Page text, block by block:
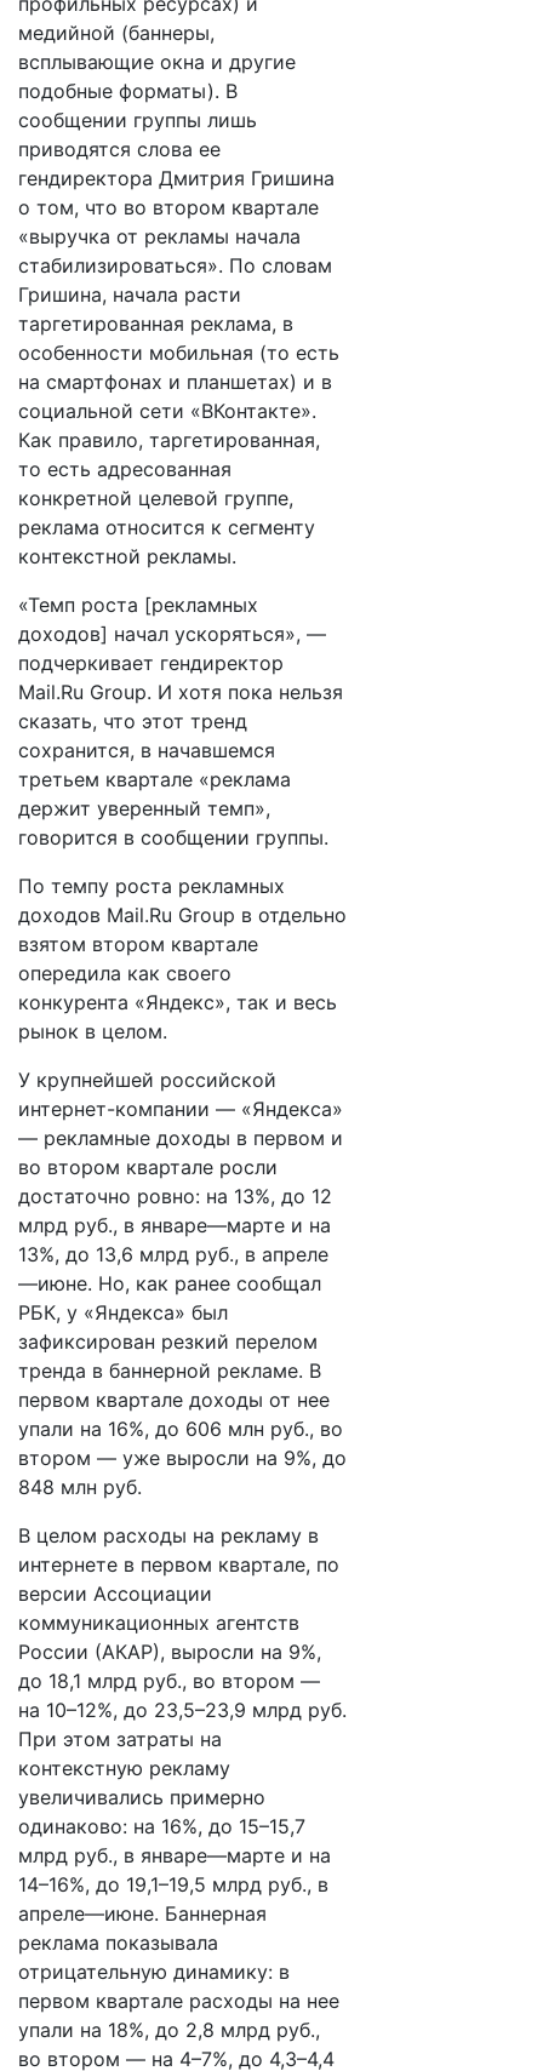
медийной (баннеры,
всплывающие окна и другие
подобные форматы). В
сообщении группы лишь
приводятся слова ее
гендиректора Дмитрия Гришина
о том, что во втором квартале
«выручка от рекламы начала
стабилизироваться». По словам
Гришина, начала расти
таргетированная реклама, в
особенности мобильная (то есть
на смартфонах и планшетах) и в
социальной сети «ВКонтакте».
Как правило, таргетированная,
то есть адресованная
конкретной целевой группе,
реклама относится к сегменту
контекстной рекламы.
«Темп роста [рекламных
доходов] начал ускоряться», —
подчеркивает гендиректор
Mail.Ru Group. И хотя пока нельзя
сказать, что этот тренд
сохранится, в начавшемся
третьем квартале «реклама
держит уверенный темп»,
говорится в сообщении группы.
По темпу роста рекламных
доходов Mail.Ru Group в отдельно
взятом втором квартале
опередила как своего
конкурента «Яндекс», так и весь
рынок в целом.
У крупнейшей российской
интернет-компании — «Яндекса»
— рекламные доходы в первом и
во втором квартале росли
достаточно ровно: на 13%, до 12
млрд руб., в январе—марте и на
13%, до 13,6 млрд руб., в апреле
—июне. Но, как ранее сообщал
РБК, у «Яндекса» был
зафиксирован резкий перелом
тренда в баннерной рекламе. В
первом квартале доходы от нее
упали на 16%, до 606 млн руб., во
втором — уже выросли на 9%, до
848 млн руб.
В целом расходы на рекламу в
интернете в первом квартале, по
версии Ассоциации
коммуникационных агентств
России (АКАР), выросли на 9%,
до 18,1 млрд руб., во втором —
на 10–12%, до 23,5–23,9 млрд руб.
При этом затраты на
контекстную рекламу
увеличивались примерно
одинаково: на 16%, до 15–15,7
млрд руб., в январе—марте и на
14–16%, до 19,1–19,5 млрд руб., в
апреле—июне. Баннерная
реклама показывала
отрицательную динамику: в
первом квартале расходы на нее
упали на 18%, до 2,8 млрд руб.,
во втором — на 4–7%, до 4,3–4,4